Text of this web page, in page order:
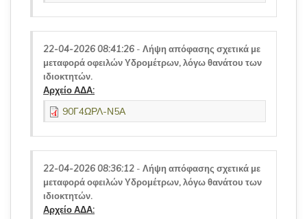
22-04-2026 08:41:26 - Λήψη απόφασης σχετικά με
μεταφορά οφειλών Υδρομέτρων, λόγω θανάτου των
ιδιοκτητών.
Αρχείο ΑΔΑ:
90Γ4ΩΡΛ-Ν5Α
22-04-2026 08:36:12 - Λήψη απόφασης σχετικά με
μεταφορά οφειλών Υδρομέτρων, λόγω θανάτου των
ιδιοκτητών.
Αρχείο ΑΔΑ: